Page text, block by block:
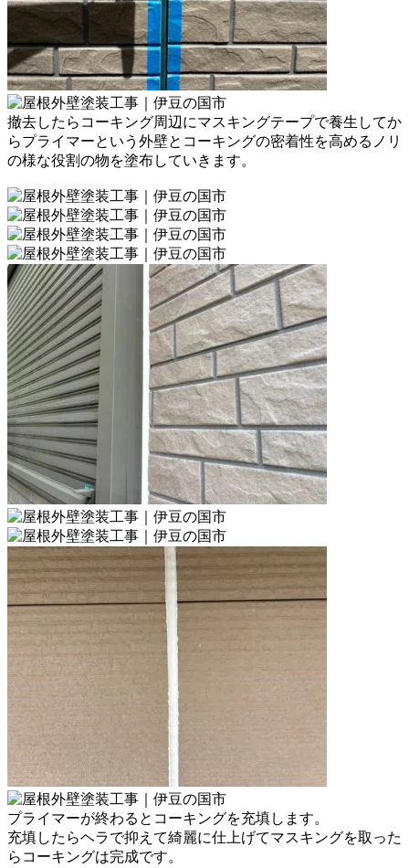
撤去したらコーキング周辺にマスキングテープで養生してか
らプライマーという外壁とコーキングの密着性を高める ノリ
の様な役割の物を塗布していきます。
プライマーが終わるとコーキングを充填します。
充填したらヘラで抑えて綺麗に仕上げてマスキングを取った
らコーキングは完成です。